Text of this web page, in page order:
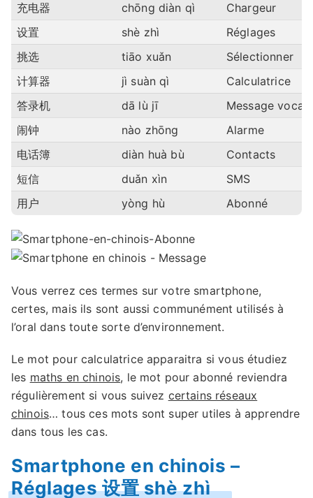
充电器
chōng diàn qì
Chargeur
设置
shè zhì
Réglages
挑选
tiāo xuǎn
Sélectionner
计算器
jì suàn qì
Calculatrice
答录机
dā lù jī
Message vocal
闹钟
nào zhōng
Alarme
电话簿
diàn huà bù
Contacts
短信
duǎn xìn
SMS
用户
yòng hù Abonné
Vous verrez ces termes sur votre smartphone,
certes, mais ils sont aussi communément utilisés à
l’oral dans toute sorte d’environnement.
Le mot pour calculatrice apparaitra si vous étudiez
les maths en chinois, le mot pour abonné reviendra
régulièrement si vous suivez certains réseaux
chinois… tous ces mots sont super utiles à apprendre
dans tous les cas.
Smartphone en chinois –
Réglages 设置 shè zhì